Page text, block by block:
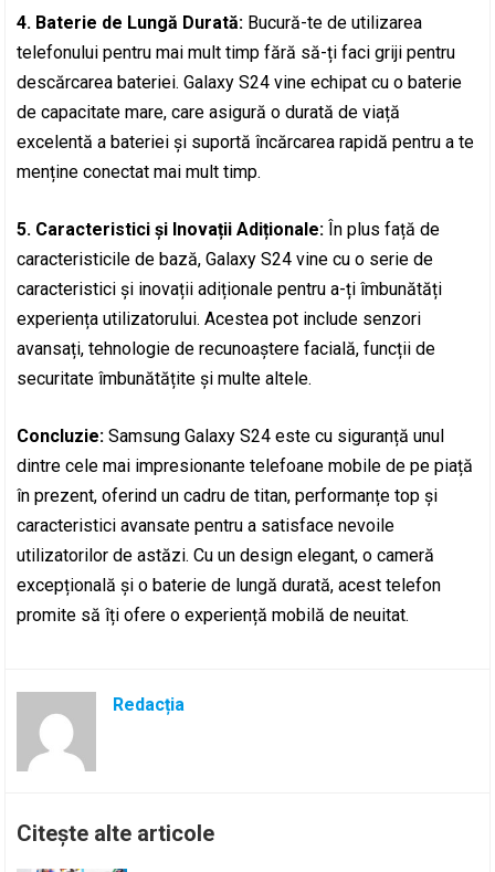
4. Baterie de Lungă Durată: Bucură-te de utilizarea
telefonului pentru mai mult timp fără să-ți faci griji pentru
descărcarea bateriei. Galaxy S24 vine echipat cu o baterie
de capacitate mare, care asigură o durată de viață
excelentă a bateriei și suportă încărcarea rapidă pentru a te
menține conectat mai mult timp.
5. Caracteristici și Inovații Adiționale: În plus față de
caracteristicile de bază, Galaxy S24 vine cu o serie de
caracteristici și inovații adiționale pentru a-ți îmbunătăți
experiența utilizatorului. Acestea pot include senzori
avansați, tehnologie de recunoaștere facială, funcții de
securitate îmbunătățite și multe altele.
Concluzie: Samsung Galaxy S24 este cu siguranță unul
dintre cele mai impresionante telefoane mobile de pe piață
în prezent, oferind un cadru de titan, performanțe top și
caracteristici avansate pentru a satisface nevoile
utilizatorilor de astăzi. Cu un design elegant, o cameră
excepțională și o baterie de lungă durată, acest telefon
promite să îți ofere o experiență mobilă de neuitat.
Redacția
Citește alte articole